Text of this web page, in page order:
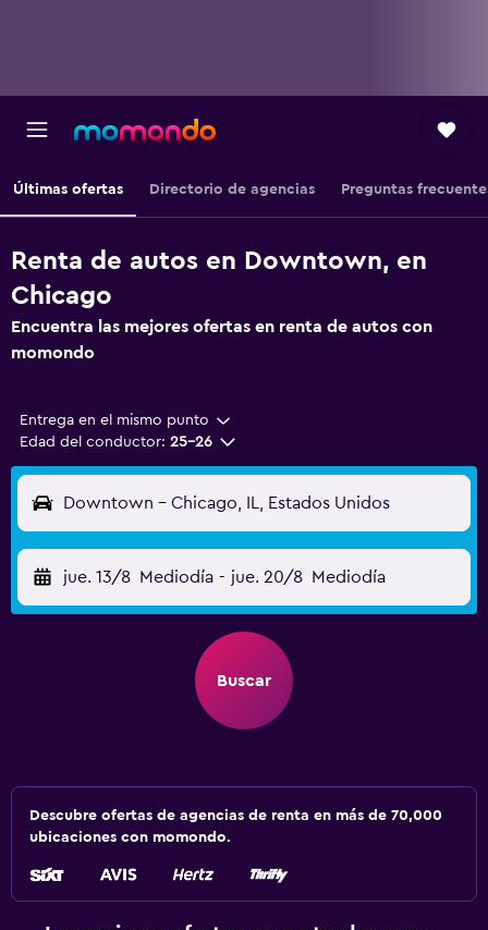
Últimas ofertas Directorio de agencias Preguntas
Renta de autos en Downtown, en
Chicago
Encuentra las mejores ofertas en renta de autos con
momondo
Entrega en el mismo punto
Edad del conductor: 25-26
Downtown - Chicago, IL, Estados Unidos
jue. 13/8 Mediodía - jue. 20/8 Mediodía
Buscar
Descubre ofertas de agencias de renta en más de 70,000
ubicaciones con momondo.